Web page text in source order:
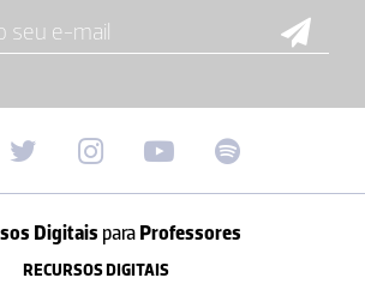
Digitais paraProfessores
RECURSOS DIGITAIS